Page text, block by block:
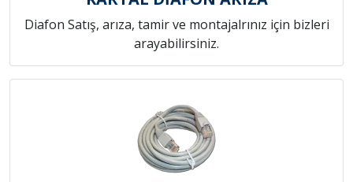
Diafon Satış, arıza, tamir ve montajalrınız için bizleri
arayabilirsiniz.